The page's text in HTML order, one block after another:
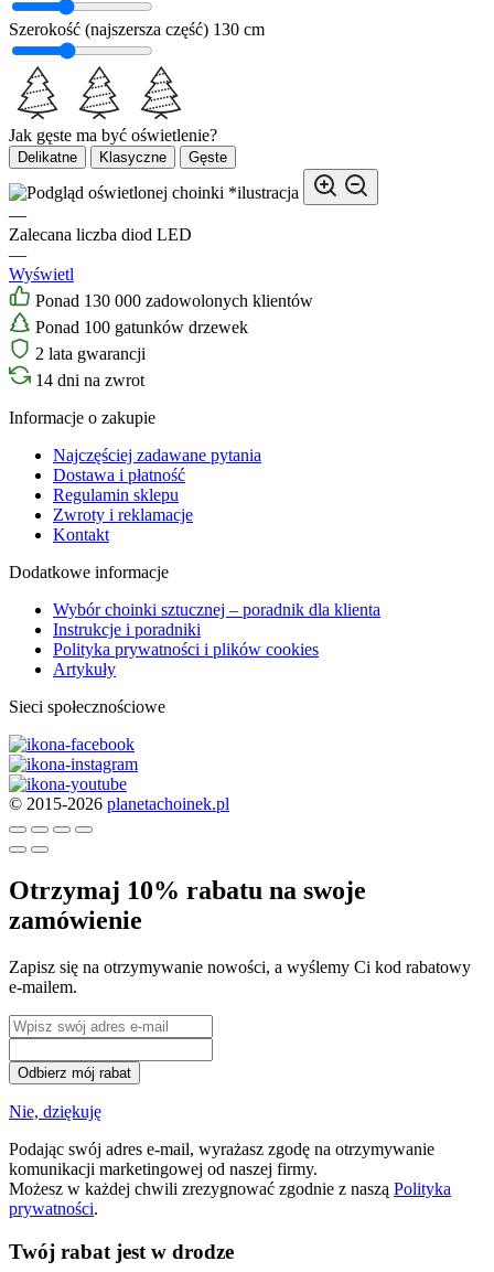
Szerokość (najszersza część) 130 cm
Jak gęste ma być oświetlenie?
Delikatne Klasyczne Gęste
*ilustracja
—
Zalecana liczba diod LED
—
Wyświetl
Ponad 130 000 zadowolonych klientów
Ponad 100 gatunków drzewek
2 lata gwarancji
14 dni na zwrot
Informacje o zakupie
Najczęściej zadawane pytania
Dostawa i płatność
Regulamin sklepu
Zwroty i reklamacje
Kontakt
Dodatkowe informacje
Wybór choinki sztucznej – poradnik dla klienta
Instrukcje i poradniki
Polityka prywatności i plików cookies
Artykuły
Sieci społecznościowe
© 2015-2026 planetachoinek.pl
Otrzymaj 10% rabatu na swoje
zamówienie
Zapisz się na otrzymywanie nowości, a wyślemy Ci kod rabatowy
e-mailem.
Odbierz mój rabat
Nie, dziękuję
Podając swój adres e-mail, wyrażasz zgodę na otrzymywanie
komunikacji marketingowej od naszej firmy.
Możesz w każdej chwili zrezygnować zgodnie z naszą Polityka
prywatności.
Twój rabat jest w drodze